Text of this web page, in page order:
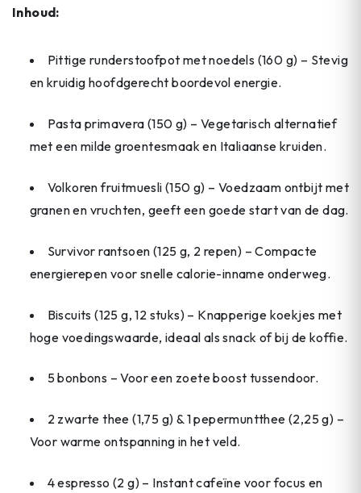
Inhoud:
Pittige runderstoofpot met noedels (160 g) – Stevig
en kruidig hoofdgerecht boordevol energie.
Pasta primavera (150 g) – Vegetarisch alternatief
met een milde groentesmaak en Italiaanse kruiden.
Volkoren fruitmuesli (150 g) – Voedzaam ontbijt met
granen en vruchten, geeft een goede start van de dag.
Survivor rantsoen (125 g, 2 repen) – Compacte
energierepen voor snelle calorie-inname onderweg.
Biscuits (125 g, 12 stuks) – Knapperige koekjes met
hoge voedingswaarde, ideaal als snack of bij de koffie.
5 bonbons – Voor een zoete boost tussendoor.
2 zwarte thee (1,75 g) & 1 pepermuntthee (2,25 g) –
Voor warme ontspanning in het veld.
4 espresso (2 g) – Instant cafeïne voor focus en